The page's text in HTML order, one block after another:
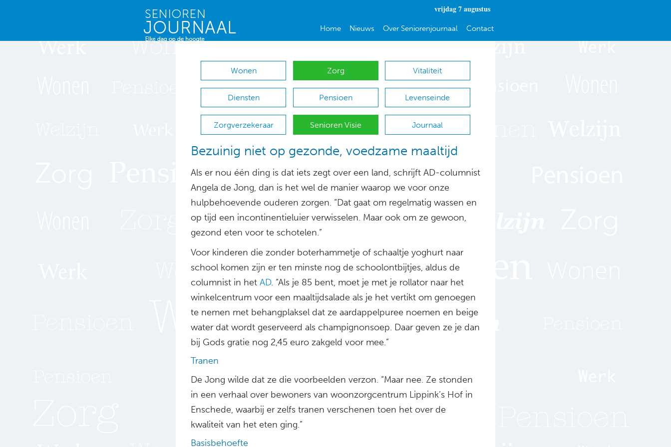
vrijdag 7 augustus
Home Nieuws Over Seniorenjournaal Contact
Wonen Zorg Vitaliteit
Diensten Pensioen Levenseinde
Zorgverzekeraar Senioren Visie Journaal
Bezuinig niet op gezonde, voedzame maaltijd
Als er nou één ding is dat iets zegt over een land, schrijft AD-columnist
Angela de Jong, dan is het wel de manier waarop we voor onze
hulpbehoevende ouderen zorgen. “Dat gaat om regelmatig wassen en
op tijd een incontinentieluier verwisselen. Maar ook om ze gewoon,
gezond eten voor te schotelen.”
Voor kinderen die zonder boterhammetje of schaaltje yoghurt naar
school komen zijn er ten minste nog de schoolontbijtjes, aldus de
columnist in het AD. “Als je 85 bent, moet je met je rollator naar het
winkelcentrum voor een maaltijdsalade als je het vertikt om genoegen
te nemen met behangplaksel dat ze aardappelpuree noemen en beige
water dat wordt geserveerd als champignonsoep. Daar geven ze je dan
bij Gods gratie nog 2,45 euro zakgeld voor mee.”
Tranen
De Jong wilde dat ze die voorbeelden verzon. “Maar nee. Ze stonden
in een verhaal over bewoners van woonzorgcentrum Lippink’s Hof in
Enschede, waarbij er zelfs tranen verschenen toen het over de
kwaliteit van het eten ging.”
Basisbehoefte